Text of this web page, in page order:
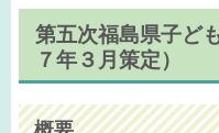
第五次福島県子ど
７年３月策定）